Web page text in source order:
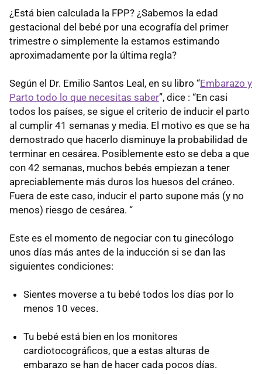
¿Está bien calculada la FPP? ¿Sabemos la edad
gestacional del bebé por una ecografía del primer
trimestre o simplemente la estamos estimando
aproximadamente por la última regla?
Según el Dr. Emilio Santos Leal, en su libro “Embarazo y
Parto todo lo que necesitas saber”, dice : “En casi
todos los países, se sigue el criterio de inducir el parto
al cumplir 41 semanas y media. El motivo es que se ha
demostrado que hacerlo disminuye la probabilidad de
terminar en cesárea. Posiblemente esto se deba a que
con 42 semanas, muchos bebés empiezan a tener
apreciablemente más duros los huesos del cráneo.
Fuera de este caso, inducir el parto supone más (y no
menos) riesgo de cesárea. “
Este es el momento de negociar con tu ginecólogo
unos días más antes de la inducción si se dan las
siguientes condiciones:
Sientes moverse a tu bebé todos los días por lo
menos 10 veces.
Tu bebé está bien en los monitores
cardiotocográficos, que a estas alturas de
embarazo se han de hacer cada pocos días.